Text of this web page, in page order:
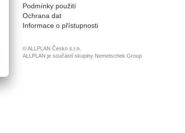
Podmínky použití
Ochrana dat
Informace o přístupnosti
© ALLPLAN Česko s.r.o.
ALLPLAN je součástí skupiny Nemetschek Group